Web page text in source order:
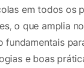
em todos os
o que amplia
e boas